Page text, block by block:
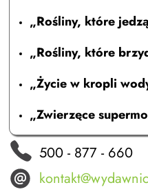
„Rośliny, które
„Rośliny, które
„Życie w kropli
„Zwierzęce
500 - 877 -